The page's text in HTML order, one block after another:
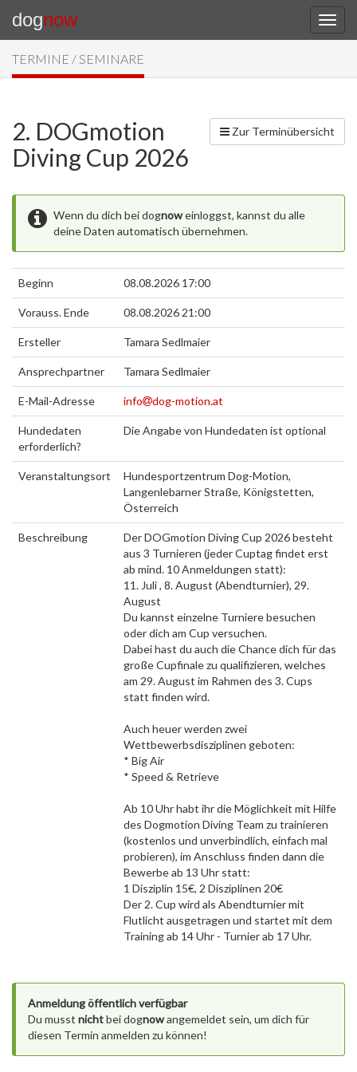
dognow
TERMINE / SEMINARE
Zur Terminübersicht
2. DOGmotion
Diving Cup 2026
Wenn du dich bei dognoweinloggst, kannst du alle
deine Daten automatisch übernehmen.
Beginn 08.08.2026 17:00
Vorauss. Ende 08.08.2026 21:00
Ersteller Tamara Sedlmaier
Ansprechpartner Tamara Sedlmaier
E-Mail-Adresse info dog-motion.at
Hundedaten
erforderlich?
Die Angabe von Hundedaten ist optional
Veranstaltungsort
Hundesportzentrum Dog-Motion,
Langenlebarner Straße, Königstetten,
Österreich
Beschreibung
Der DOGmotion Diving Cup 2026 besteht
aus 3 Turnieren (jeder Cuptag findet erst
ab mind. 10 Anmeldungen statt):
11. Juli , 8. August (Abendturnier), 29.
August
Du kannst einzelne Turniere besuchen
oder dich am Cup versuchen.
Dabei hast du auch die Chance dich für das
große Cupfinale zu qualifizieren, welches
am 29. August im Rahmen des 3. Cups
statt finden wird.
Auch heuer werden zwei
Wettbewerbsdisziplinen geboten:
* Big Air
* Speed & Retrieve
Ab 10 Uhr habt ihr die Möglichkeit mit Hilfe
des Dogmotion Diving Team zu trainieren
(kostenlos und unverbindlich, einfach mal
probieren), im Anschluss finden dann die
Bewerbe ab 13 Uhr statt:
1 Disziplin 15€, 2 Disziplinen 20€
Der 2. Cup wird als Abendturnier mit
Flutlicht ausgetragen und startet mit dem
Training ab 14 Uhr - Turnier ab 17 Uhr.
Anmeldung öffentlich verfügbar
Du musst nichtbei dognowangemeldet sein, um dich für
diesen Termin anmelden zu können!